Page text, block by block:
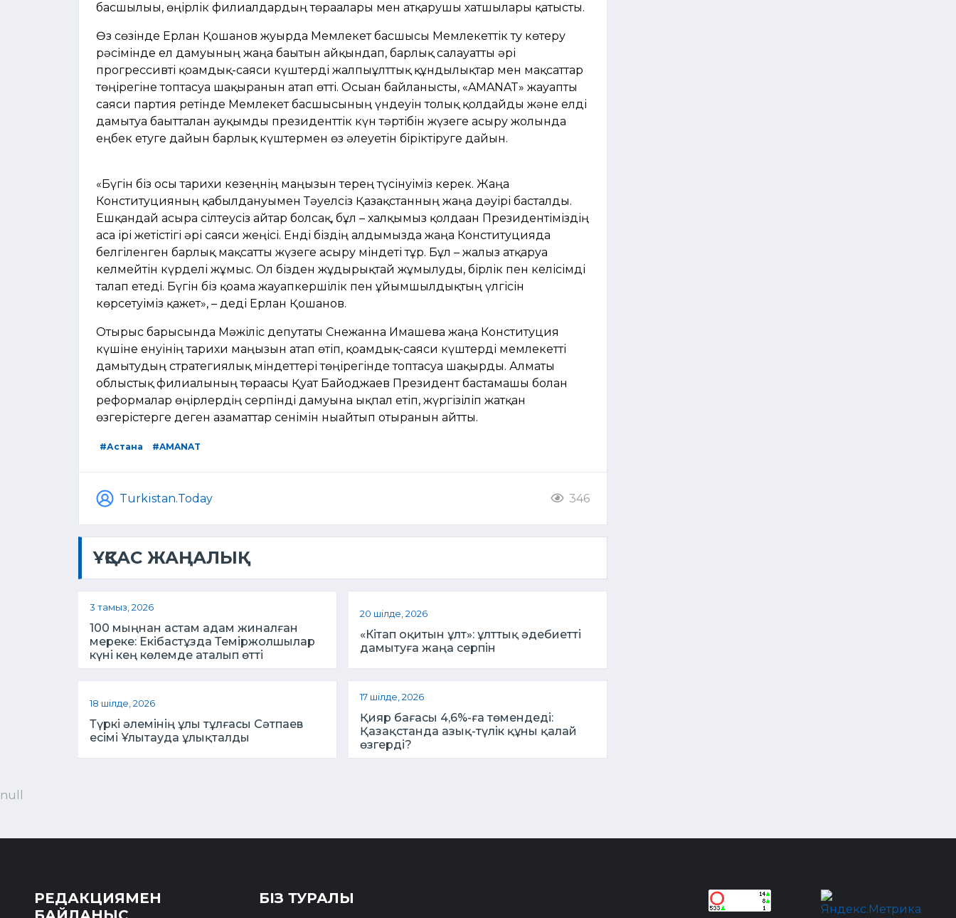
басшылығы, өңірлік филиалдардың төрағалары мен атқарушы хатшылары қатысты.
Өз сөзінде Ерлан Қошанов жуырда Мемлекет басшысы Мемлекеттік ту көтеру
рәсімінде ел дамуының жаңа бағытын айқындап, барлық салауатты әрі
прогрессивті қоғамдық-саяси күштерді жалпыұлттық құндылықтар мен мақсаттар
төңірегіне топтасуға шақырғанын атап өтті. Осыған байланысты, «AMANAT» жауапты
саяси партия ретінде Мемлекет басшысының үндеуін толық қолдайды және елді
дамытуға бағытталған ауқымды президенттік күн тәртібін жүзеге асыру жолында
еңбек етуге дайын барлық күштермен өз әлеуетін біріктіруге дайын.
«Бүгін біз осы тарихи кезеңнің маңызын терең түсінуіміз керек. Жаңа
Конституцияның қабылдануымен Тәуелсіз Қазақстанның жаңа дәуірі басталды.
Ешқандай асыра сілтеусіз айтар болсақ, бұл – халқымыз қолдаған Президентіміздің
аса ірі жетістігі әрі саяси жеңісі. Енді біздің алдымызда жаңа Конституцияда
белгіленген барлық мақсатты жүзеге асыру міндеті тұр. Бұл – жалғыз атқаруға
келмейтін күрделі жұмыс. Ол бізден жұдырықтай жұмылуды, бірлік пен келісімді
талап етеді. Бүгін біз қоғамға жауапкершілік пен ұйымшылдықтың үлгісін
көрсетуіміз қажет», – деді Ерлан Қошанов.
Отырыс барысында Мәжіліс депутаты Снежанна Имашева жаңа Конституция
күшіне енуінің тарихи маңызын атап өтіп, қоғамдық-саяси күштерді мемлекетті
дамытудың стратегиялық міндеттері төңірегінде топтасуға шақырды. Алматы
облыстық филиалының төрағасы Қуат Байғоджаев Президент бастамашы болған
реформалар өңірлердің серпінді дамуына ықпал етіп, жүргізіліп жатқан
өзгерістерге деген азаматтар сенімін нығайтып отырғанын айтты.
#Астана #AMANAT
Turkistan.Today 346
ҰҚСАС ЖАҢАЛЫҚ
3 тамыз, 2026
100 мыңнан астам адам жиналған
мереке: Екібастұзда Теміржолшылар
күні кең көлемде аталып өтті
20 шілде, 2026
«Кітап оқитын ұлт»: ұлттық әдебиетті
дамытуға жаңа серпін
18 шілде, 2026
Түркі әлемінің ұлы тұлғасы Сәтпаев
есімі Ұлытауда ұлықталды
17 шілде, 2026
Қияр бағасы 4,6%-ға төмендеді:
Қазақстанда азық-түлік құны қалай
өзгерді?
null
РЕДАКЦИЯМЕН
БІЗ ТУРАЛЫ